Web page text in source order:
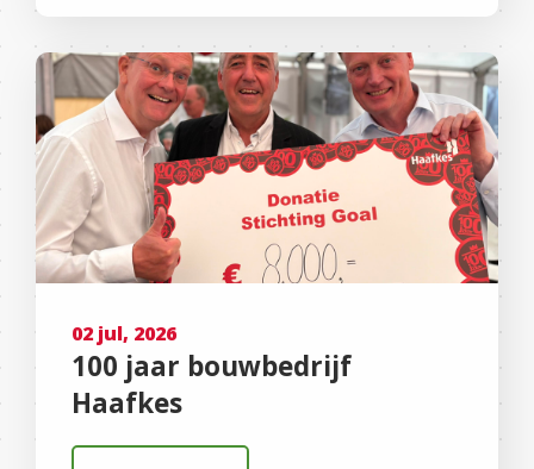
02 jul, 2026
100 jaar bouwbedrijf
Haafkes